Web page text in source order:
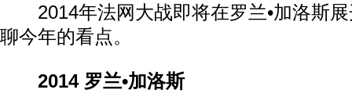
2014年法网大战即将在罗兰•加洛斯展
聊今年的看点。
2014 罗兰•加洛斯